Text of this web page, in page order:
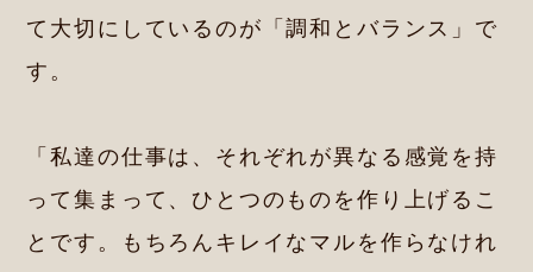
て大切にしているのが「調和とバランス」で
す。
「私達の仕事は、それぞれが異なる感覚を持
って集まって、ひとつのものを作り上げるこ
とです。もちろんキレイなマルを作らなけれ